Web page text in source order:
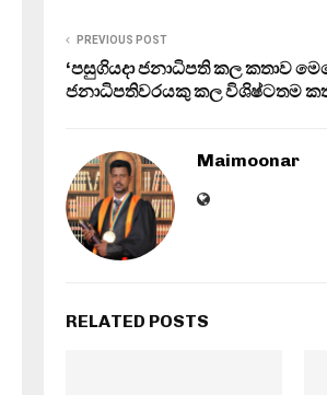
PREVIOUS POST
‘පසුගියදා ජනාධිපති කල කතාව
ජනාධිපතිවරයකු කල විශිෂ්ටතම
Maimoonar
RELATED POSTS